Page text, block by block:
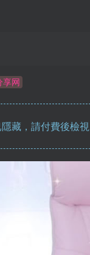
网
藏，請付費後檢視